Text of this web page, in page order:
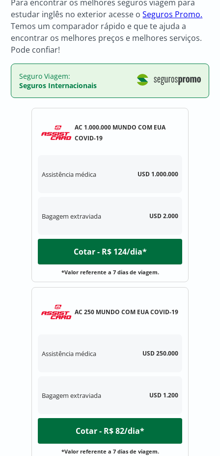
Para encontrar os melhores seguros viagem para
estudar inglês no exterior acesse oSeguros Promo.
Temos um comparador rápido e que te ajuda a
encontrar os melhores preços e melhores serviços.
Pode confiar!
Seguro Viagem:
Seguros Internacionais
AC 1.000.000 MUNDO COM EUA
COVID-19
Assistência médica USD 1.000.000
Bagagem extraviada USD 2.000
Cotar - R$ 124/dia*
*Valor referente a 7 dias de viagem.
AC 250 MUNDO COM EUA COVID-19
Assistência médica USD 250.000
Bagagem extraviada USD 1.200
Cotar - R$ 82/dia*
*Valor referente a 7 dias de viagem.